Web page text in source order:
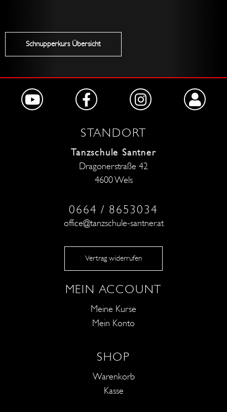
Schnupperkurs Übersicht
STANDORT
Tanzschule Santner
Dragonerstraße 42
4600 Wels
0664 / 8653034
office@tanzschule-santner.at
Vertrag widerrufen
MEIN ACCOUNT
Meine Kurse
Mein Konto
SHOP
Warenkorb
Kasse